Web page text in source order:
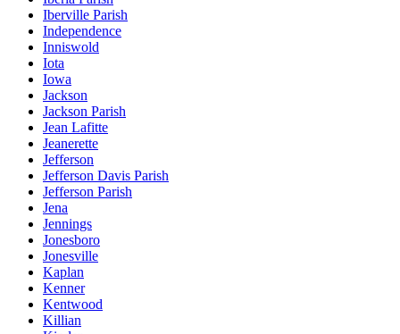
Iberville Parish
Independence
Inniswold
Iota
Iowa
Jackson
Jackson Parish
Jean Lafitte
Jeanerette
Jefferson
Jefferson Davis Parish
Jefferson Parish
Jena
Jennings
Jonesboro
Jonesville
Kaplan
Kenner
Kentwood
Killian